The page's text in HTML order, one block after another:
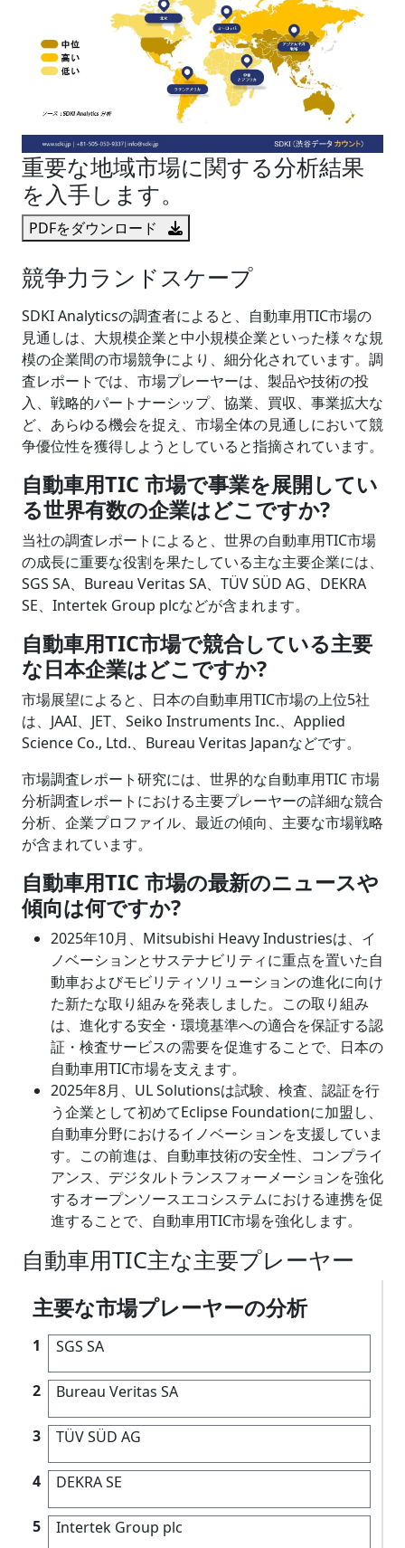
重要な地域市場に関する分析結果
を入手します。
PDFをダウンロード
競争力ランドスケープ
SDKI Analyticsの調査者によると、自動車用TIC市場の
見通しは、大規模企業と中小規模企業といった様々な規
模の企業間の市場競争により、細分化されています。調
査レポートでは、市場プレーヤーは、製品や技術の投
入、戦略的パートナーシップ、協業、買収、事業拡大な
ど、あらゆる機会を捉え、市場全体の見通しにおいて競
争優位性を獲得しようとしていると指摘されています。
自動車用TIC 市場で事業を展開してい
る世界有数の企業はどこですか?
当社の調査レポートによると、世界の自動車用TIC市場
の成長に重要な役割を果たしている主な主要企業には、
SGS SA、Bureau Veritas SA、TÜV SÜD AG、DEKRA
SE、Intertek Group plcなどが含まれます。
自動車用TIC市場で競合している主要
な日本企業はどこですか?
市場展望によると、日本の自動車用TIC市場の上位5社
は、JAAI、JET、Seiko Instruments Inc.、Applied
Science Co., Ltd.、Bureau Veritas Japanなどです。
市場調査レポート研究には、世界的な自動車用TIC 市場
分析調査レポートにおける主要プレーヤーの詳細な競合
分析、企業プロファイル、最近の傾向、主要な市場戦略
が含まれています。
自動車用TIC 市場の最新のニュースや
傾向は何ですか?
2025年10月、Mitsubishi Heavy Industriesは、イ
ノベーションとサステナビリティに重点を置いた自
動車およびモビリティソリューションの進化に向け
た新たな取り組みを発表しました。この取り組み
は、進化する安全・環境基準への適合を保証する認
証・検査サービスの需要を促進することで、日本の
自動車用TIC市場を支えます。
2025年8月、UL Solutionsは試験、検査、認証を行
う企業として初めてEclipse Foundationに加盟し、
自動車分野におけるイノベーションを支援していま
す。この前進は、自動車技術の安全性、コンプライ
アンス、デジタルトランスフォーメーションを強化
するオープンソースエコシステムにおける連携を促
進することで、自動車用TIC市場を強化します。
自動車用TIC主な主要プレーヤー
主要な市場プレーヤーの分析
1 SGS SA
2 Bureau Veritas SA
3 TÜV SÜD AG
4 DEKRA SE
5 Intertek Group plc